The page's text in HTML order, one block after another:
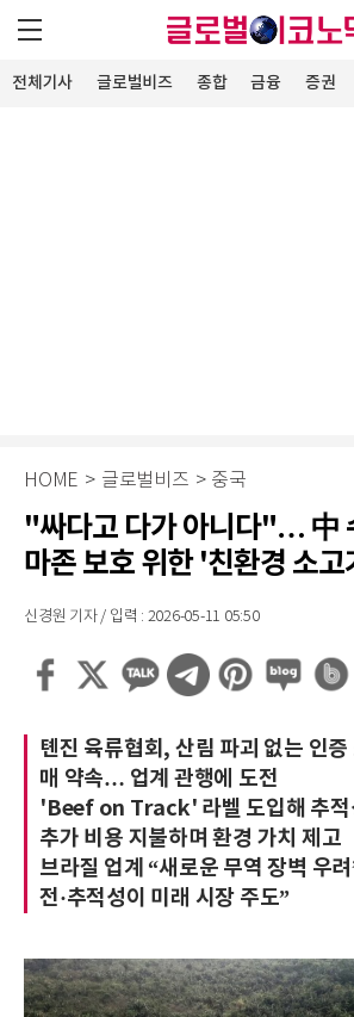
전체기사 글로벌비즈 종합 금융 증권
HOME > 글로벌비즈 > 중국
"싸다고 다가 아니다"… 中
마존 보호 위한 '친환경 소
신경원 기자 / 입력 : 2026-05-11 05:50
톈진 육류협회, 산림 파괴 없는 인
매 약속… 업계 관행에 도전
'Beef on Track' 라벨 도입해 추
추가 비용 지불하며 환경 가치 제고
브라질 업계 “새로운 무역 장벽 우
전·추적성이 미래 시장 주도”